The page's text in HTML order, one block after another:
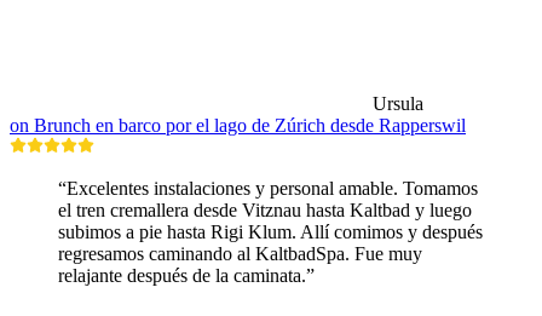
Ursula
on Brunch en barco por el lago de Zúrich desde Rapperswil
“Excelentes instalaciones y personal amable. Tomamos
el tren cremallera desde Vitznau hasta Kaltbad y luego
subimos a pie hasta Rigi Klum. Allí comimos y después
regresamos caminando al KaltbadSpa. Fue muy
relajante después de la caminata.”